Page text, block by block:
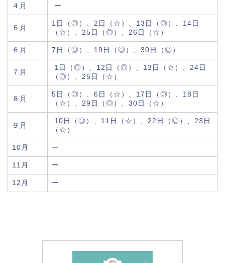
４月 ー
５月
1日（◎）、2日（☆）、13日（◎）、14日
（☆）、25日（◎）、26日（☆）
６月 7日（◎）、19日（◎）、30日（◎）
７月
1日（◎）、12日（◎）、13日（☆）、24日
（◎）、25日（☆）
８月
5日（◎）、6日（☆）、17日（◎）、18日
（☆）、29日（◎）、30日（☆）
９月
10日（◎）、11日（☆）、22日（◎）、23日
（☆）
10月 ー
11月 ー
12月 ー